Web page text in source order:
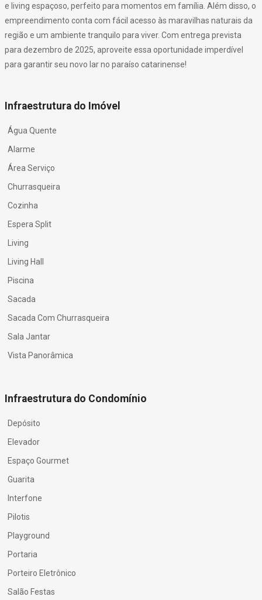
e living espaçoso, perfeito para momentos em família. Além disso, o
empreendimento conta com fácil acesso às maravilhas naturais da
região e um ambiente tranquilo para viver. Com entrega prevista
para dezembro de 2025, aproveite essa oportunidade imperdível
para garantir seu novo lar no paraíso catarinense!
Infraestrutura do Imóvel
Água Quente
Alarme
Área Serviço
Churrasqueira
Cozinha
Espera Split
Living
Living Hall
Piscina
Sacada
Sacada Com Churrasqueira
Sala Jantar
Vista Panorâmica
Infraestrutura do Condomínio
Depósito
Elevador
Espaço Gourmet
Guarita
Interfone
Pilotis
Playground
Portaria
Porteiro Eletrônico
Salão Festas